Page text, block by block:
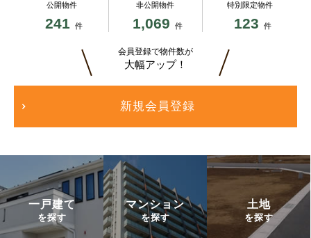
公開物件
241 件
非公開物件
1,069 件
特別限定物件
123 件
会員登録で物件数が
大幅アップ！
新規会員登録
一戸建て
を探す
マンション
を探す
土地
を探す